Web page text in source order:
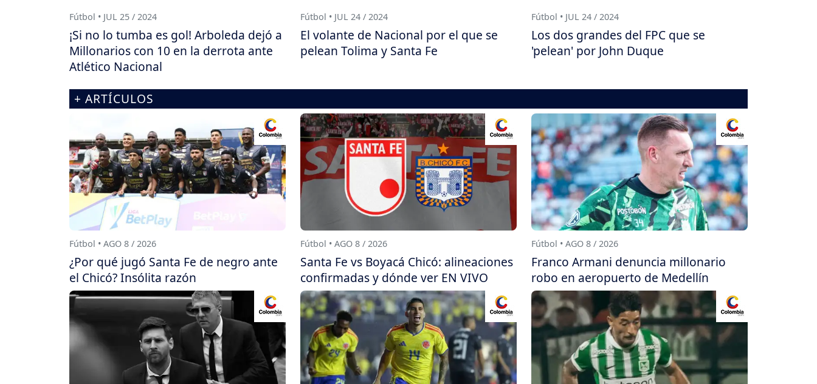
Fútbol • JUL 25 / 2024
¡Si no lo tumba es gol! Arboleda dejó a
Millonarios con 10 en la derrota ante
Atlético Nacional
Fútbol • JUL 24 / 2024
El volante de Nacional por el que se
pelean Tolima y Santa Fe
Fútbol • JUL 24 / 2024
Los dos grandes del FPC que se
'pelean' por John Duque
+ ARTÍCULOS
Fútbol • AGO 8 / 2026
¿Por qué jugó Santa Fe de negro ante
el Chicó? Insólita razón
Fútbol • AGO 8 / 2026
Santa Fe vs Boyacá Chicó: alineaciones
confirmadas y dónde ver EN VIVO
Fútbol • AGO 8 / 2026
Franco Armani denuncia millonario
robo en aeropuerto de Medellín